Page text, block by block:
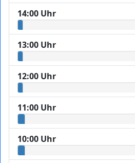
14:00 Uhr
13:00 Uhr
12:00 Uhr
11:00 Uhr
10:00 Uhr